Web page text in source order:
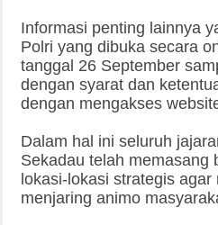
Informasi penting lainnya
Polri yang dibuka secara
tanggal 26 September
dengan syarat dan
dengan mengakses
Dalam hal ini seluruh
Sekadau telah memasang
lokasi-lokasi strategis agar
menjaring animo